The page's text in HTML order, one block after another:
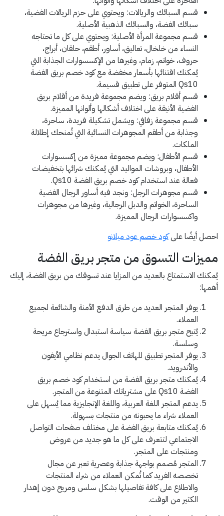
قسم السبائك والريالات: ويحتوي على حزم الريالات الفضية،
سبائك الفضة، والسبائك الذهبية الأصلية.
قسم مجموعة المرأة الأصلية: ويحتوي على كل ما تحتاجه
النساء من خلخال، تعاليق، أساور، أطقم، حلقان، أبراج،
حروف، خواتم، زمام، وغيرها من الإكسسوارات الجذابة التي
يُمكنك اقتنائها بأسعار مخفضة مع كود خصم بريق الفضة
Qs10 المتوفر على تطبيق قسيمة.
قسم أقلام بريق: ويضم مجموعة فريدة من أقلام بريق
الفضية الأنيقة على اختلاف أشكالها وألوانها المميزة.
قسم مجموعة زفافي: ويشمل تشكيلة فريدة، ساحرة،
وجذابة من أطقم المجوهرات النسائية التي تُمنحك إطلالة
الملكات.
قسم الأطفال: ويضم مجموعة مميزة من إكسسوارات
الأطفال، وبروشات المواليد التي يُمكنك شرائها بتخفيضات
فعالة عند استخدام كود خصم بريق الفضة Qs10.
قسم مجوهرات الرجل: ونجد فيه أساور الرجال الفضية
الساحرة، الخواتم والدبل الرجالية، وغيرها من مجوهرات
واكسسوارات الرجال المميزة.
احصل أيضًا علىكود خصم عود ميلانو
مميزات التسوق من متجر بريق الفضة
يُمكنك الاستمتاع بالعديد من المزايا عند تسوقك من بريق الفضة، إليك
أهمها:
يوفر المتجر العديد من طرق الدفع الآمنة والشائعة لجميع
العملاء.
يُتيح متجر بريق الفضة سياسة استبدال واسترجاع مريحة
وسلسة.
يوفر المتجر تطبيق للهاتف الجوال يدعم نظامي الأيفون
والأندرويد.
يُمكنك متجر بريق الفضة من استخدام كود خصم بريق
الفضة Qs10 على مشترياتك المتنوعة من المتجر.
يدعم المتجر اللغة العربية، واللغة الإنجليزية مما يُسهل على
العملاء شراء ما يحبونه من منتجات بسهولة.
يُمكنك متابعة بريق الفضة على مختلف صفحات التواصل
الاجتماعي لتتعرف على كل ما هو جديد من عروض
ومنتجات على المتجر.
المتجر مُصمم بواجهة جذابة وعصرية تعبر عن مجال
تخصصه الفريد كما تُمكن العملاء من شراء المنتجات
والاطلاع على كافة تفاصيلها بشكل سلس ومريح دون إهدار
الكثير من الوقت.